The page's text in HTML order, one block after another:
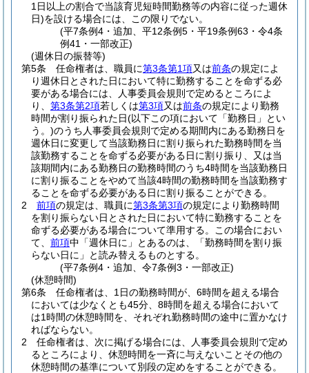
1日以上の割合で当該育児短時間勤務等の内容に従った週休
日)を設ける場合には、この限りでない。
(平7条例4・追加、平12条例5・平19条例63・令4条
例41・一部改正)
(週休日の振替等)
第5条
任命権者は、職員に第3条第1項又は前条の規定によ
り週休日とされた日において特に勤務することを命ずる必
要がある場合には、人事委員会規則で定めるところによ
り、 第3条第2項若しくは第3項又は前条の規定により勤務
時間が割り振られた日(以下この項において「勤務日」とい
う。)のうち人事委員会規則で定める期間内にある勤務日を
週休日に変更して当該勤務日に割り振られた勤務時間を当
該勤務することを命ずる必要がある日に割り振り、又は当
該期間内にある勤務日の勤務時間のうち4時間を当該勤務日
に割り振ることをやめて当該4時間の勤務時間を当該勤務す
ることを命ずる必要がある日に割り振ることができる。
2
前項の規定は、職員に第3条第3項の規定により勤務時間
を割り振らない日とされた日において特に勤務することを
命ずる必要がある場合について準用する。
この場合におい
て、 前項中「週休日に」とあるのは、「勤務時間を割り振
らない日に」と読み替えるものとする。
(平7条例4・追加、令7条例3・一部改正)
(休憩時間)
第6条
任命権者は、1日の勤務時間が、6時間を超える場合
においては少なくとも45分、8時間を超える場合において
は1時間の休憩時間を、それぞれ勤務時間の途中に置かなけ
ればならない。
2
任命権者は、次に掲げる場合には、人事委員会規則で定め
るところにより、休憩時間を一斉に与えないことその他の
休憩時間の基準について別段の定めをすることができる。